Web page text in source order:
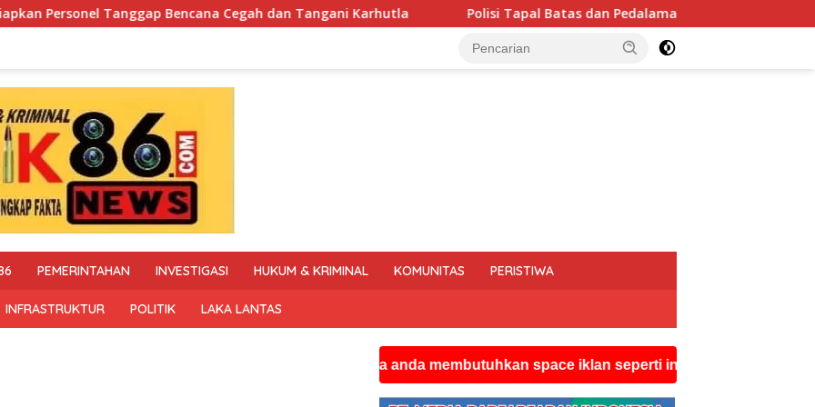
Cegah dan Tangani Karhutla Polisi Tapal Batas dan Pedalaman Hoegeng Awards 2026 Diraih Iptu Motalip
PEMERINTAHAN INVESTIGASI HUKUM & KRIMINAL KOMUNITAS PERISTIWA
INFRASTRUKTUR POLITIK LAKA LANTAS
Jika anda membutuhkan space iklan seperti ini silahkan hubungi watsapp